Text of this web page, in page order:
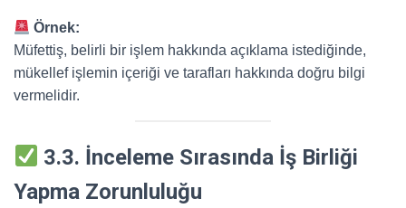
Örnek:
Müfettiş, belirli bir işlem hakkında açıklama istediğinde,
mükellef işlemin içeriği ve tarafları hakkında doğru bilgi
vermelidir.
3.3. İnceleme Sırasında İş Birliği
Yapma Zorunluluğu